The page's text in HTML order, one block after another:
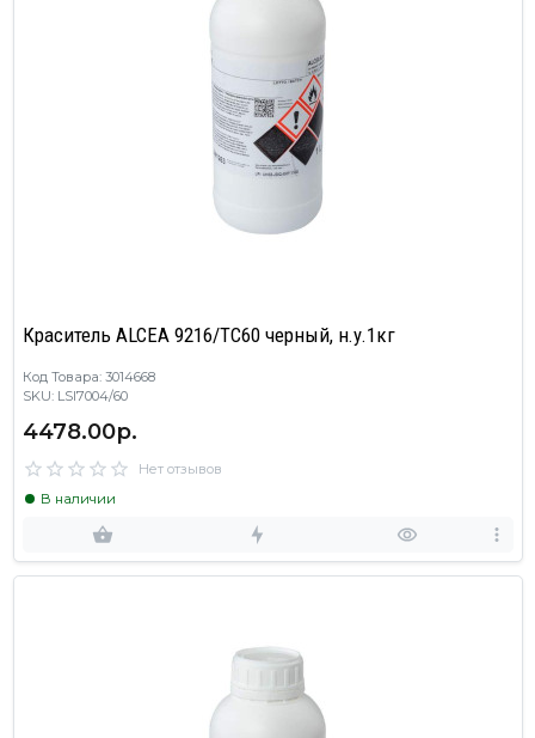
Краситель ALCEA 9216/TC60 черный, н.у.1кг
Код Товара: 3014668
SKU: LSI7004/60
4478.00р.
Нет отзывов
В наличии